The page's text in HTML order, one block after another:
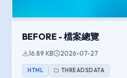
BEFORE - 檔案總覽
16.89 KB 2026-07-27
HTML THREADSDATA